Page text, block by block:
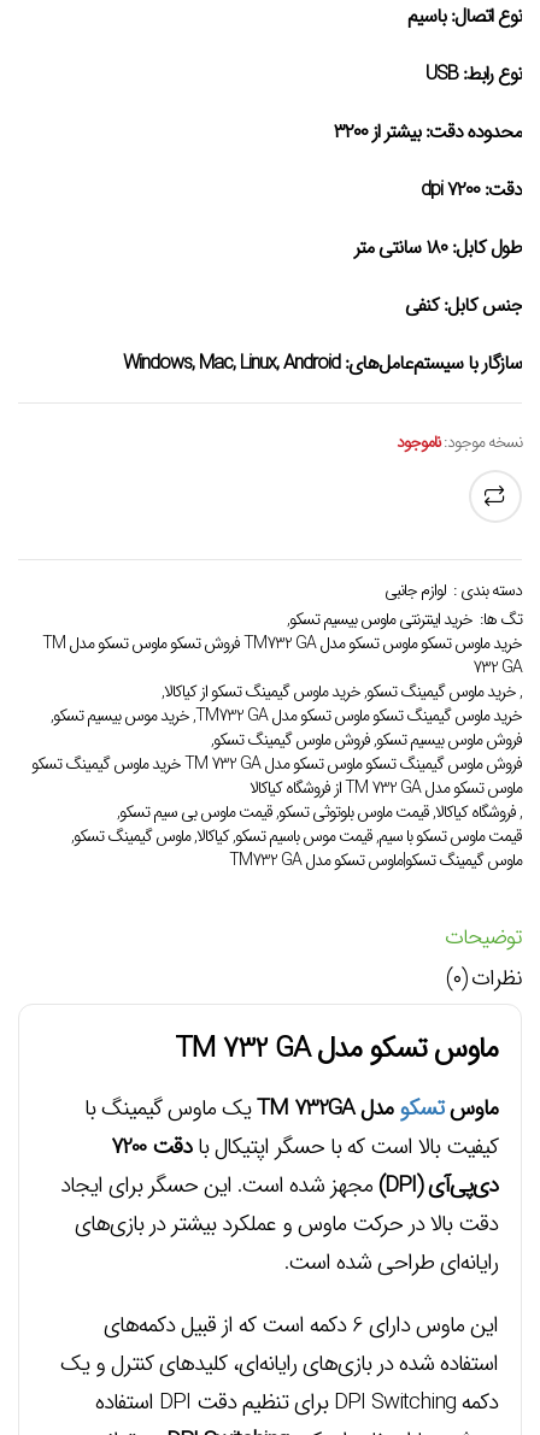
نوع اتصال:باسیم
نوع رابط: USB
محدوده دقت:بیشتر از ۳۲۰۰
دقت:dpi ۷۲۰۰
طول کابل:۱۸۰ سانتی متر
جنس کابل:کنفی
سازگار با سیستم‌عامل‌های:Windows, Mac, Linux, Android
نسخه موجود:ناموجود
دسته بندی : لوازم جانبی
تگ ها: خرید اینترنتی ماوس بیسیم تسکو,
خرید ماوس تسکو ماوس تسکو مدل TM732 GA فروش تسکو ماوس تسکو مدل TM
732 GA
,خرید ماوس گیمینگ تسکو,خرید ماوس گیمینگ تسکو از کیاکالا,
خرید ماوس گیمینگ تسکو ماوس تسکو مدل TM732 GA
,خرید موس بیسیم تسکو,
فروش ماوس بیسیم تسکو,فروش ماوس گیمینگ تسکو,
فروش ماوس گیمینگ تسکو ماوس تسکو مدل TM 732 GA خرید ماوس گیمینگ تسکو
ماوس تسکو مدل TM 732 GA از فروشگاه کیاکالا
,فروشگاه کیاکالا,قیمت ماوس بلوتوثی تسکو,قیمت ماوس بی سیم تسکو,
قیمت ماوس تسکو با سیم,قیمت موس باسیم تسکو,کیاکالا,ماوس گیمینگ تسکو,
ماوس گیمینگ تسکو|ماوس تسکو مدل TM732 GA
توضیحات
نظرات (۰)
ماوس تسکو مدل TM 732 GA
ماوستسکومدل TM 732GA
یک ماوس گیمینگ با
کیفیت بالا است که با حسگر اپتیکال با
دقت 7200
دی‌پی‌آی (DPI)
مجهز شده است. این حسگر برای ایجاد
دقت بالا در حرکت ماوس و عملکرد بیشتر در بازی‌های
رایانه‌ای طراحی شده است.
این ماوس دارای 6 دکمه است که از قبیل دکمه‌های
استفاده شده در بازی‌های رایانه‌ای، کلیدهای کنترل و یک
دکمه DPI Switching برای تنظیم دقت DPI استفاده